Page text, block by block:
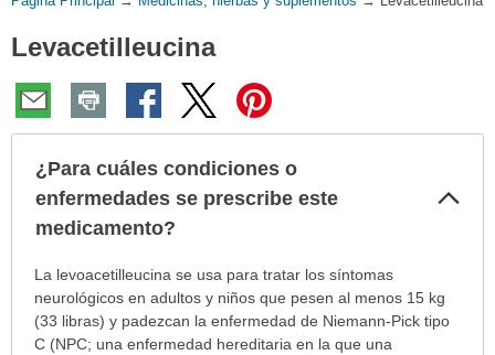
de
aquí:
Levacetilleucina
¿Para cuáles condiciones o
enfermedades se prescribe este
medicamento?
¿Para
cuáles
condiciones
La levoacetilleucina se usa para tratar los síntomas
neurológicos en adultos y niños que pesen al menos 15 kg
(33 libras) y padezcan la enfermedad de Niemann-Pick tipo
C (NPC; una enfermedad hereditaria en la que una